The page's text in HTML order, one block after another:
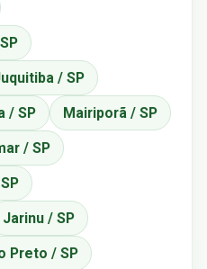
/ SP
/ SP Mairiporã / SP
/ SP
Jarinu / SP
Preto / SP